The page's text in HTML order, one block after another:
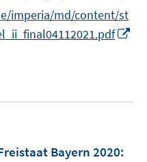
imperia/md/content/st
u
Bayern 2020: